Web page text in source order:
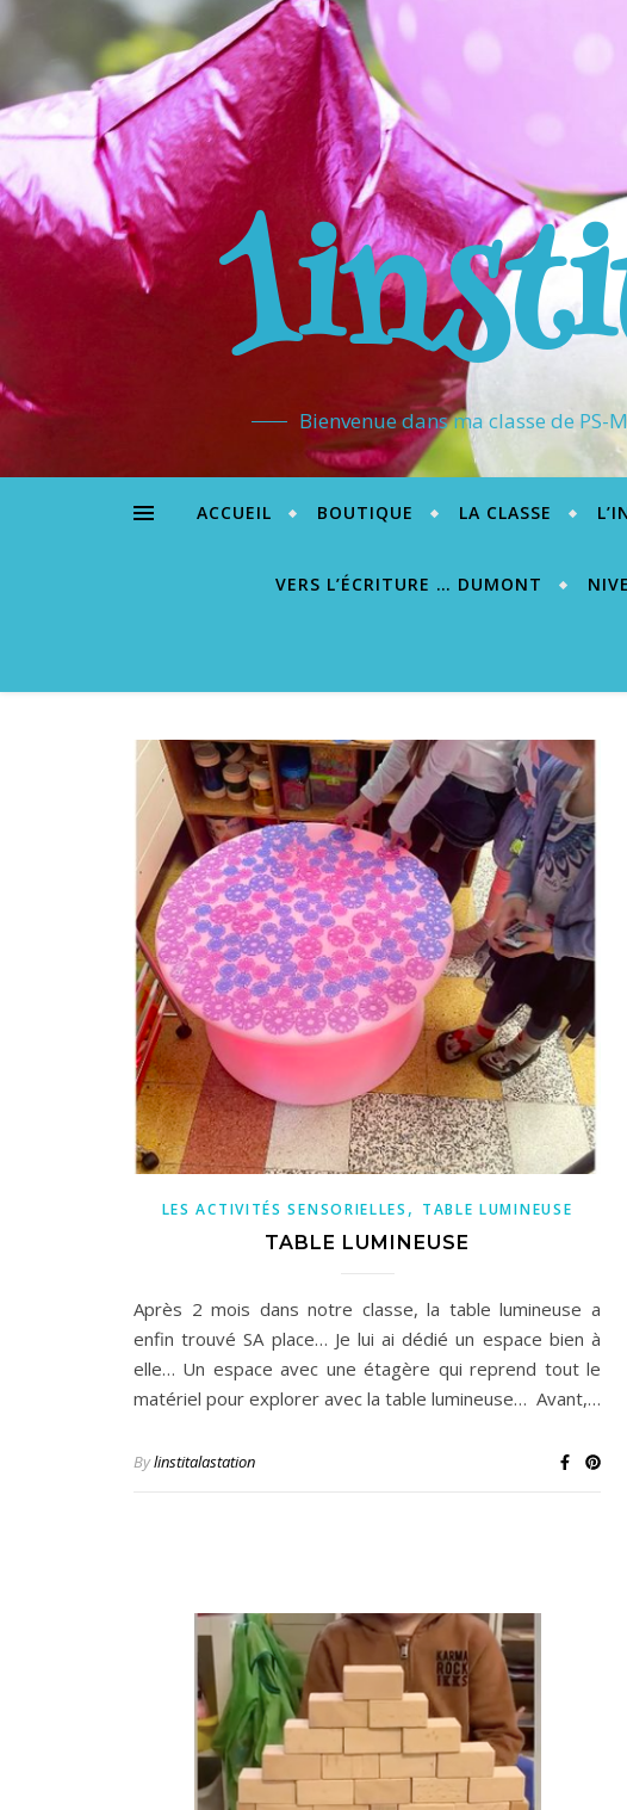
Bienvenue dans ma classe de
ACCUEIL BOUTIQUE LA CLASSE
VERS L’ÉCRITURE … DUMONT
LES ACTIVITÉS SENSORIELLES , TABLE LUMINEUSE
TABLE LUMINEUSE
Après 2 mois dans notre classe, la table lumineuse a
enfin trouvé SA place… Je lui ai dédié un espace bien à
elle… Un espace avec une étagère qui reprend tout le
matériel pour explorer avec la table lumineuse… Avant,…
Bylinstitalastation